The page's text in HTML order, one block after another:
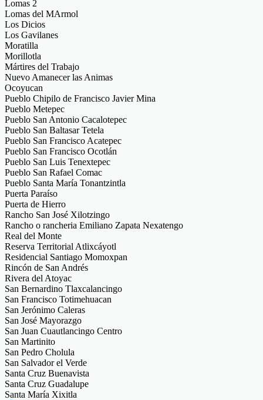
Lomas 2
Lomas del MArmol
Los Dicios
Los Gavilanes
Moratilla
Morillotla
Mártires del Trabajo
Nuevo Amanecer las Animas
Ocoyucan
Pueblo Chipilo de Francisco Javier Mina
Pueblo Metepec
Pueblo San Antonio Cacalotepec
Pueblo San Baltasar Tetela
Pueblo San Francisco Acatepec
Pueblo San Francisco Ocotlán
Pueblo San Luis Tenextepec
Pueblo San Rafael Comac
Pueblo Santa María Tonantzintla
Puerta Paraíso
Puerta de Hierro
Rancho San José Xilotzingo
Rancho o rancheria Emiliano Zapata Nexatengo
Real del Monte
Reserva Territorial Atlixcáyotl
Residencial Santiago Momoxpan
Rincón de San Andrés
Rivera del Atoyac
San Bernardino Tlaxcalancingo
San Francisco Totimehuacan
San Jerónimo Caleras
San José Mayorazgo
San Juan Cuautlancingo Centro
San Martinito
San Pedro Cholula
San Salvador el Verde
Santa Cruz Buenavista
Santa Cruz Guadalupe
Santa María Xixitla